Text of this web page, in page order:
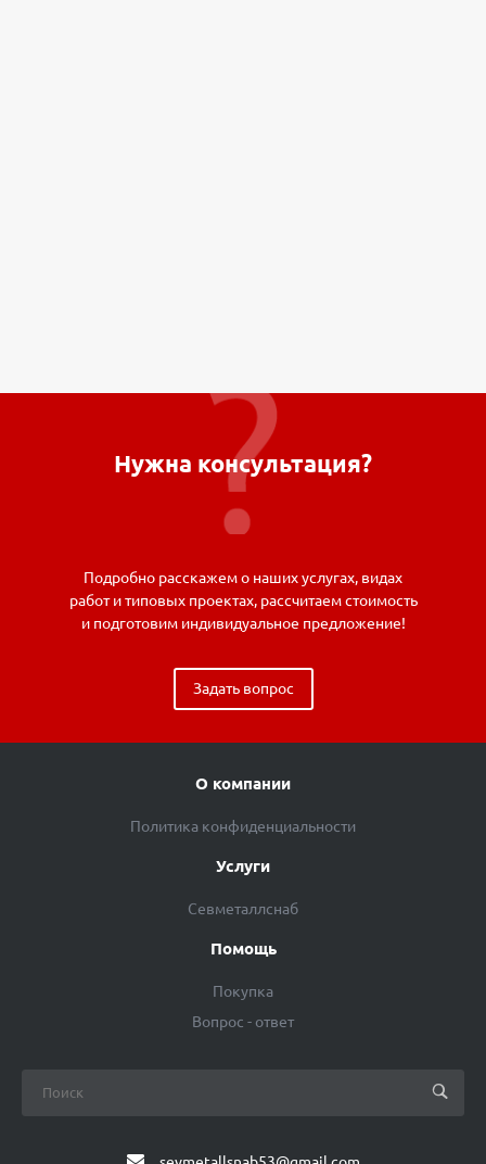
Нужна консультация?
Подробно расскажем о наших услугах, видах
работ и типовых проектах, рассчитаем стоимость
и подготовим индивидуальное предложение!
Задать вопрос
О компании
Политика конфиденциальности
Услуги
Севметаллснаб
Помощь
Покупка
Вопрос - ответ